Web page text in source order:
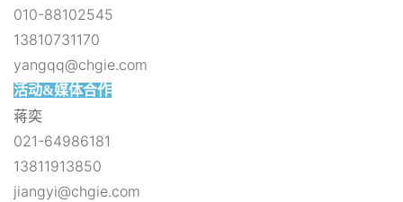
010-88102545
13810731170
yangqq@chgie.com
活动&媒体合作
蒋奕
021-64986181
13811913850
jiangyi@chgie.com